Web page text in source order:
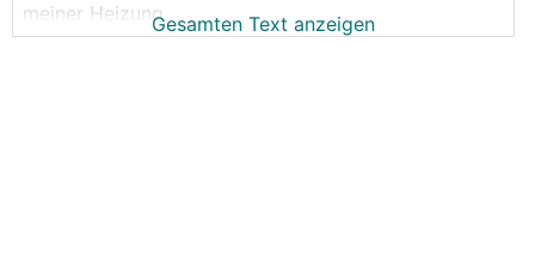
meiner Heizung.
Ich war bis jetzt eigentlich zufrieden wie sie läuft.
Gesamten Text anzeigen